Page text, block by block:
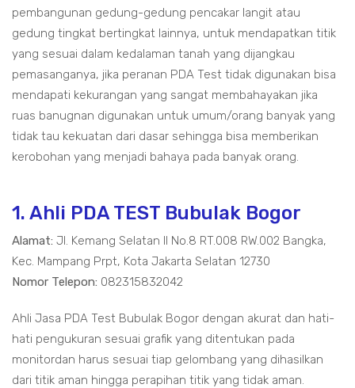
pembangunan gedung-gedung pencakar langit atau
gedung tingkat bertingkat lainnya, untuk mendapatkan titik
yang sesuai dalam kedalaman tanah yang dijangkau
pemasanganya, jika peranan PDA Test tidak digunakan bisa
mendapati kekurangan yang sangat membahayakan jika
ruas banugnan digunakan untuk umum/orang banyak yang
tidak tau kekuatan dari dasar sehingga bisa memberikan
kerobohan yang menjadi bahaya pada banyak orang.
1. Ahli PDA TEST Bubulak Bogor
Alamat: Jl. Kemang Selatan II No.8 RT.008 RW.002 Bangka,
Kec. Mampang Prpt, Kota Jakarta Selatan 12730
Nomor Telepon: 082315832042
Ahli Jasa PDA Test Bubulak Bogor dengan akurat dan hati-
hati pengukuran sesuai grafik yang ditentukan pada
monitordan harus sesuai tiap gelombang yang dihasilkan
dari titik aman hingga perapihan titik yang tidak aman.